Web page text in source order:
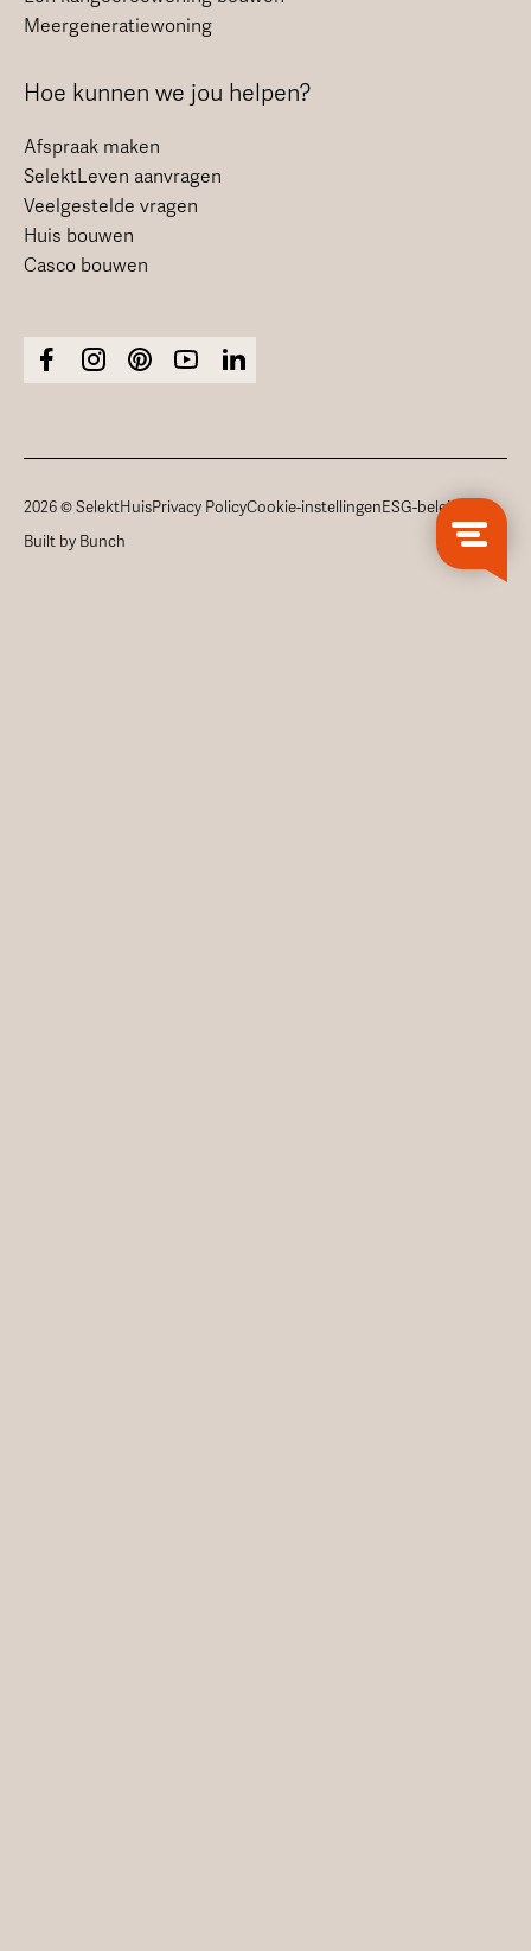
Meergeneratiewoning
Hoe kunnen we jou helpen?
Afspraak maken
SelektLeven aanvragen
Veelgestelde vragen
Huis bouwen
Casco bouwen
2026 © SelektHuisPrivacy PolicyCookie-instellingenESG-beleid
Built by Bunch